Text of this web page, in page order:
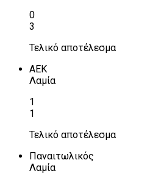
0
3
Τελικό αποτέλεσμα
ΑΕΚ
Λαμία
1
1
Τελικό αποτέλεσμα
Παναιτωλικός
Λαμία